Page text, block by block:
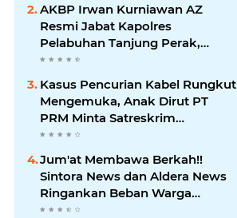
Jawab
AKBP Irwan Kurniawan AZ
Resmi Jabat Kapolres
Pelabuhan Tanjung Perak,
Pimpinan Redaksi
Sampaikan Ucapan Selamat
Kasus Pencurian Kabel Rungkut
Mengemuka, Anak Dirut PT
PRM Minta Satreskrim
Polrestabes Surabaya Usut
Jum'at Membawa Berkah!!
Sintora News dan Aldera News
Ringankan Beban Warga
Bangkitkan Pelaku UMKM